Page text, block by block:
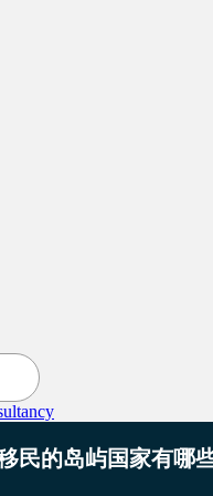
民的岛屿国家有哪